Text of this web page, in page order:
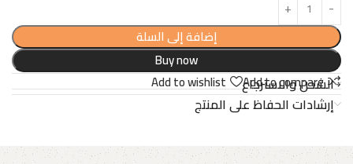
إضافة إلى السلة
Buy now
Add to compare
Add to wishlist
الشحن والاسترجاع
إرشادات الحفاظ على المنتج